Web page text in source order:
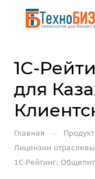
1С-
для
Главная —
Лицензии
1С-Рейтинг: